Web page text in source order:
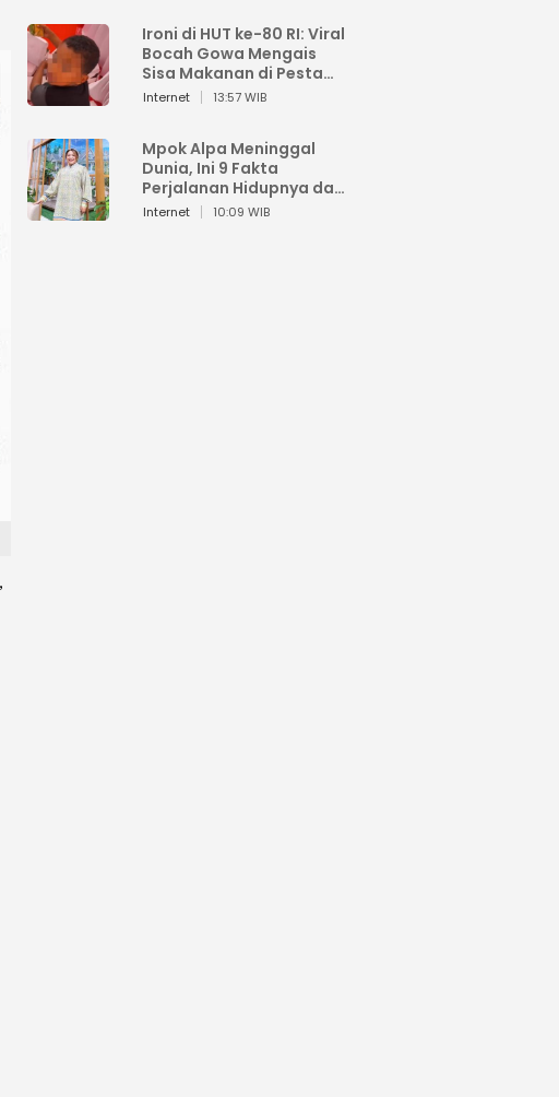
Ironi di HUT ke-80 RI: Viral
Bocah Gowa Mengais
Sisa Makanan di Pesta
Kemerdekaan
Internet 13:57 WIB
Mpok Alpa Meninggal
Dunia, Ini 9 Fakta
Perjalanan Hidupnya dari
Viral hingga Puncak
Internet 10:09 WIB